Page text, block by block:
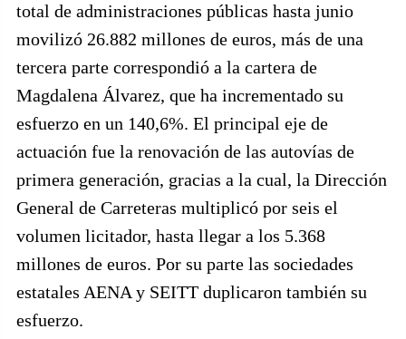
total de administraciones públicas hasta junio
movilizó 26.882 millones de euros, más de una
tercera parte correspondió a la cartera de
Magdalena Álvarez, que ha incrementado su
esfuerzo en un 140,6%. El principal eje de
actuación fue la renovación de las autovías de
primera generación, gracias a la cual, la Dirección
General de Carreteras multiplicó por seis el
volumen licitador, hasta llegar a los 5.368
millones de euros. Por su parte las sociedades
estatales AENA y SEITT duplicaron también su
esfuerzo.